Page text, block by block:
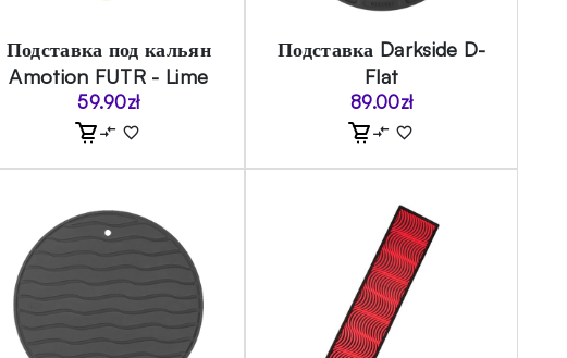
Подставка под кальян
Amotion FUTR - Lime
59.90zł
Подставка Darkside D-
Flat
89.00zł